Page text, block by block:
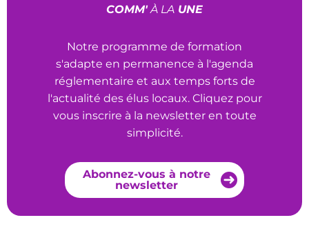
COMM'À LA UNE
Notre programme de formation
s'adapte en permanence à l'agenda
réglementaire et aux temps forts de
l'actualité des élus locaux. Cliquez pour
vous inscrire à la newsletter en toute
simplicité.
Abonnez-vous à notre
newsletter